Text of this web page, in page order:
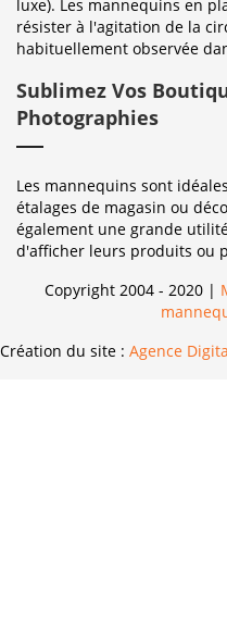
luxe). Les mannequins en
résister à l'agitation de la
habituellement observée
Sublimez Vos
Photographies
Les mannequins sont
étalages de magasin ou
également une grande
d'afficher leurs produits ou
Copyright 2004 - 2020 |
Création du site : Agence